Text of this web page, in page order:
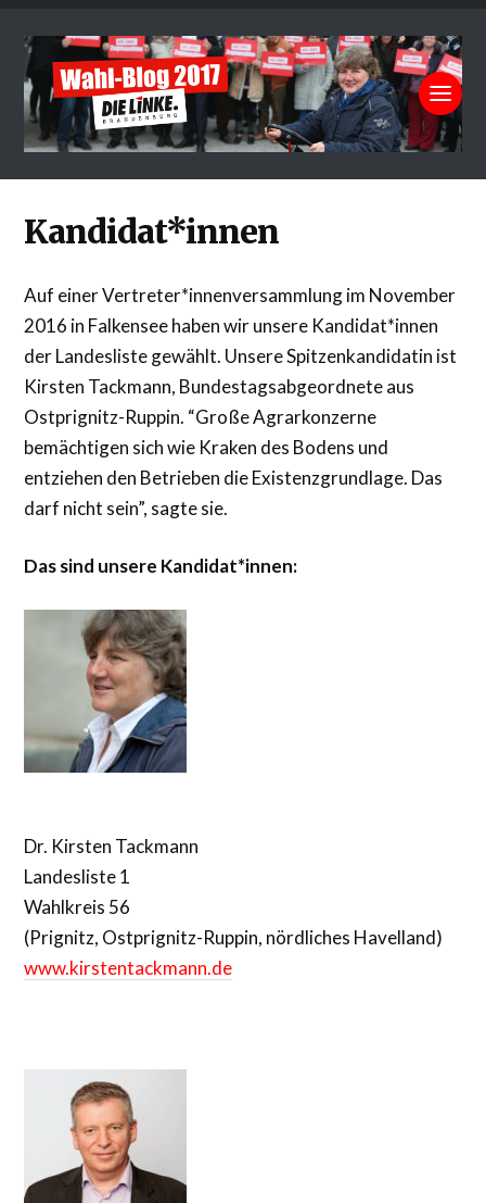
Kandidat*innen
Auf einer Vertreter*innenversammlung im November
2016 in Falkensee haben wir unsere Kandidat*innen
der Landesliste gewählt. Unsere Spitzenkandidatin ist
Kirsten Tackmann, Bundestagsabgeordnete aus
Ostprignitz-Ruppin. “Große Agrarkonzerne
bemächtigen sich wie Kraken des Bodens und
entziehen den Betrieben die Existenzgrundlage. Das
darf nicht sein”, sagte sie.
Das sind unsere Kandidat*innen:
Dr. Kirsten Tackmann
Landesliste 1
Wahlkreis 56
(Prignitz, Ostprignitz-Ruppin, nördliches Havelland)
www.kirstentackmann.de